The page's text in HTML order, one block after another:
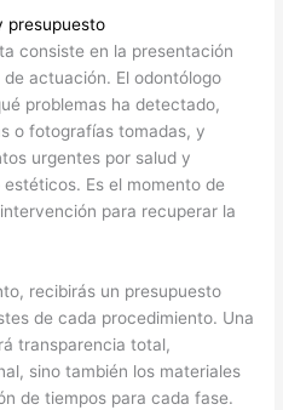
presupuesto
consiste en la presentación
actuación. El odontólogo
problemas ha detectado,
o fotografías tomadas, y
urgentes por salud y
Es el momento de
para recuperar la
recibirás un presupuesto
de cada procedimiento. Una
transparencia total,
sino también los materiales
de tiempos para cada fase.